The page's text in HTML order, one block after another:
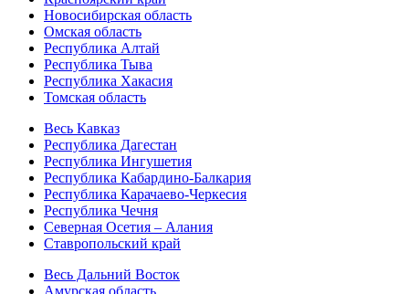
Новосибирская область
Омская область
Республика Алтай
Республика Тыва
Республика Хакасия
Томская область
Весь Кавказ
Республика Дагестан
Республика Ингушетия
Республика Кабардино-Балкария
Республика Карачаево-Черкесия
Республика Чечня
Северная Осетия – Алания
Ставропольский край
Весь Дальний Восток
Амурская область